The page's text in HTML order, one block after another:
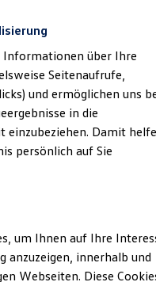
Volkswagen
Seite ist die Autohaus
& Rechtliches)
Geiselhöring
07:45 12:00
Uhr
-15:00 Uhr
Informationen über Ihre
Seitenaufrufe,
und ermöglichen uns
in die
Damit
persönlich auf Sie
um Ihnen auf Ihre
anzuzeigen, innerhalb und
Webseiten. Diese